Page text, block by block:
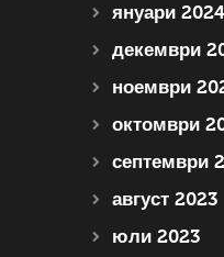
януари 2024
декември
ноември
октомври
септември
август 2023
юли 2023